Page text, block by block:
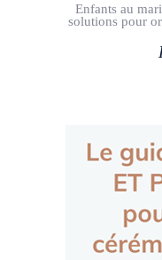
Enfants au
solutions pour